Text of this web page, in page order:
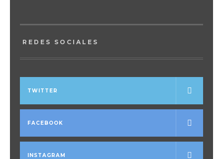
REDES SOCIALES
TWITTER
FACEBOOK
INSTAGRAM